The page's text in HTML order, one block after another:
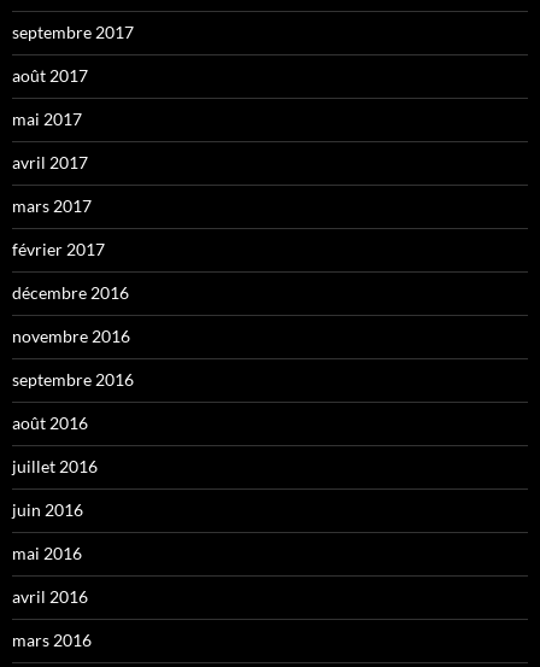
septembre 2017
août 2017
mai 2017
avril 2017
mars 2017
février 2017
décembre 2016
novembre 2016
septembre 2016
août 2016
juillet 2016
juin 2016
mai 2016
avril 2016
mars 2016